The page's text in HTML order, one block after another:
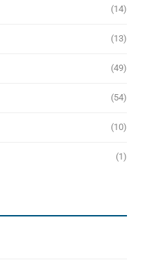
(14)
(13)
(49)
(54)
(10)
(1)